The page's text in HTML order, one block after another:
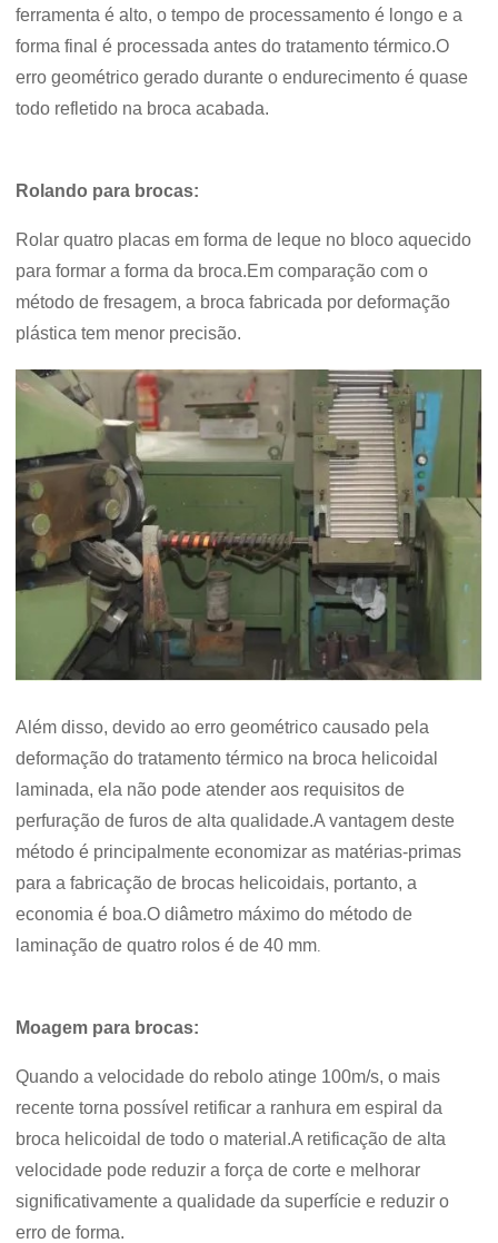
ferramenta é alto, o tempo de processamento é longo e a
forma final é processada antes do tratamento térmico.O
erro geométrico gerado durante o endurecimento é quase
todo refletido na broca acabada.
Rolando para brocas:
Rolar quatro placas em forma de leque no bloco aquecido
para formar a forma da broca.Em comparação com o
método de fresagem, a broca fabricada por deformação
plástica tem menor precisão.
Além disso, devido ao erro geométrico causado pela
deformação do tratamento térmico na broca helicoidal
laminada, ela não pode atender aos requisitos de
perfuração de furos de alta qualidade.A vantagem deste
método é principalmente economizar as matérias-primas
para a fabricação de brocas helicoidais, portanto, a
economia é boa.O diâmetro máximo do método de
laminação de quatro rolos é de 40 mm
Moagem para brocas:
Quando a velocidade do rebolo atinge 100m/s, o mais
recente torna possível retificar a ranhura em espiral da
broca helicoidal de todo o material.A retificação de alta
velocidade pode reduzir a força de corte e melhorar
significativamente a qualidade da superfície e reduzir o
erro de forma.